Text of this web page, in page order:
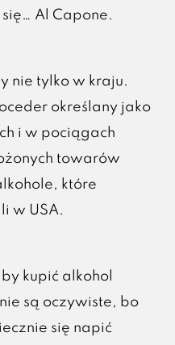
Al Capone.
nie tylko w kraju.
określany jako
i w pociągach
towarów
które
w USA.
kupić alkohol
są oczywiste, bo
się napić